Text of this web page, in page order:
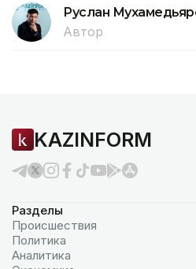
Руслан
Автор
KAZINFORM
Разделы
Происшествия
Политика
Аналитика